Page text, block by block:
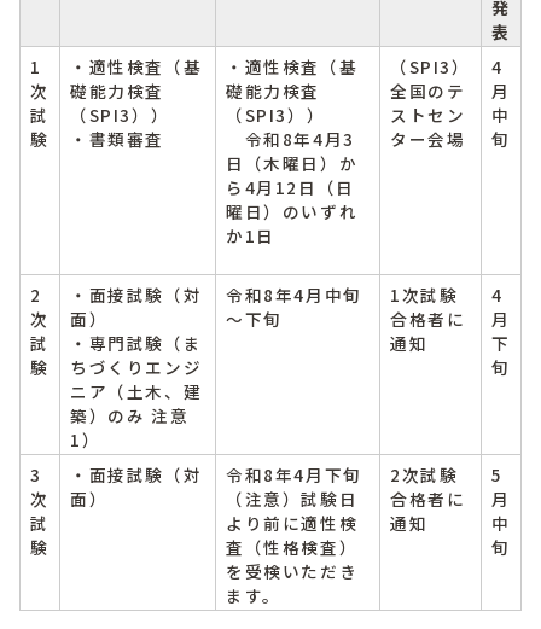
発
表
1
次
試
験
・適性検査（基
礎能力検査
（SPI3））
・書類審査
・適性検査（基
礎能力検査
（SPI3））
令和8年4月3
日（木曜日）か
ら4月12日（日
曜日）のいずれ
か1日
（SPI3）
全国のテ
ストセン
ター会場
4
月
中
旬
2
次
試
験
・面接試験（対
面）
・専門試験（ま
ちづくりエンジ
ニア（土木、建
築）のみ 注意
1）
令和8年4月中旬
～下旬
1次試験
合格者に
通知
4
月
下
旬
3
次
試
験
・面接試験（対
面）
令和8年4月下旬
（注意）試験日
より前に適性検
査（性格検査）
を受検いただき
ます。
2次試験
合格者に
通知
5
月
中
旬